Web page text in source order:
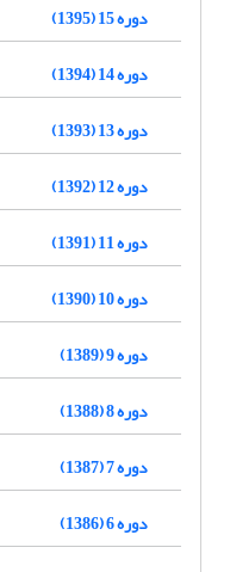
دوره 15 (1395)
دوره 14 (1394)
دوره 13 (1393)
دوره 12 (1392)
دوره 11 (1391)
دوره 10 (1390)
دوره 9 (1389)
دوره 8 (1388)
دوره 7 (1387)
دوره 6 (1386)